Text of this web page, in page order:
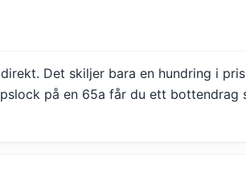
Det skiljer bara en hundring i
på en 65a får du ett bottendrag